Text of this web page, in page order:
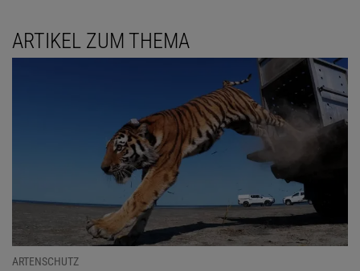
ARTIKEL ZUM THEMA
ARTENSCHUTZ